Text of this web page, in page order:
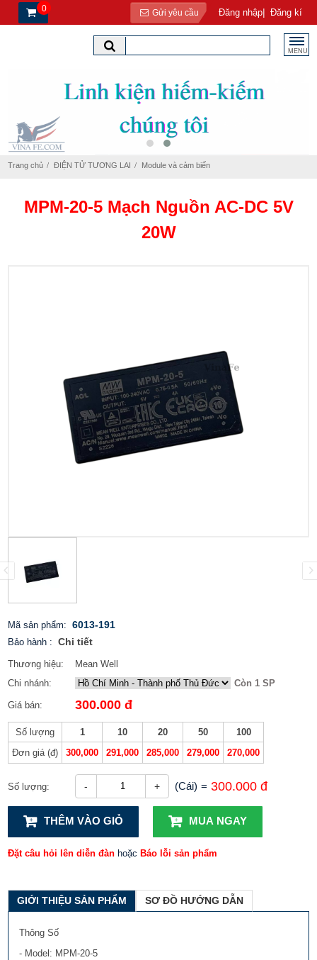
0 Gửi yêu cầu Đăng nhập| Đăng kí
MENU
Trang chủ ĐIỆN TỬ TƯƠNG LAI Module và cảm biến
MPM-20-5 Mạch Nguồn AC-DC 5V
20W
Mã sản phẩm: 6013-191
Bảo hành : Chi tiết
Thương hiệu:
Mean Well
Chi nhánh:
Còn 1 SP
Giá bán: 300.000 đ
Số lượng
Đơn giá (đ)
1
300,000
10
291,000
20
285,000
50
279,000
100
270,000
Số lượng: - + (Cái) = 300.000 đ
THÊM VÀO GIỎ MUA NGAY
Đặt câu hỏi lên diễn đàn hoặc Báo lỗi sản phẩm
GIỚI THIỆU SẢN PHẨM SƠ ĐỒ HƯỚNG DẪN
Thông Số
- Model: MPM-20-5